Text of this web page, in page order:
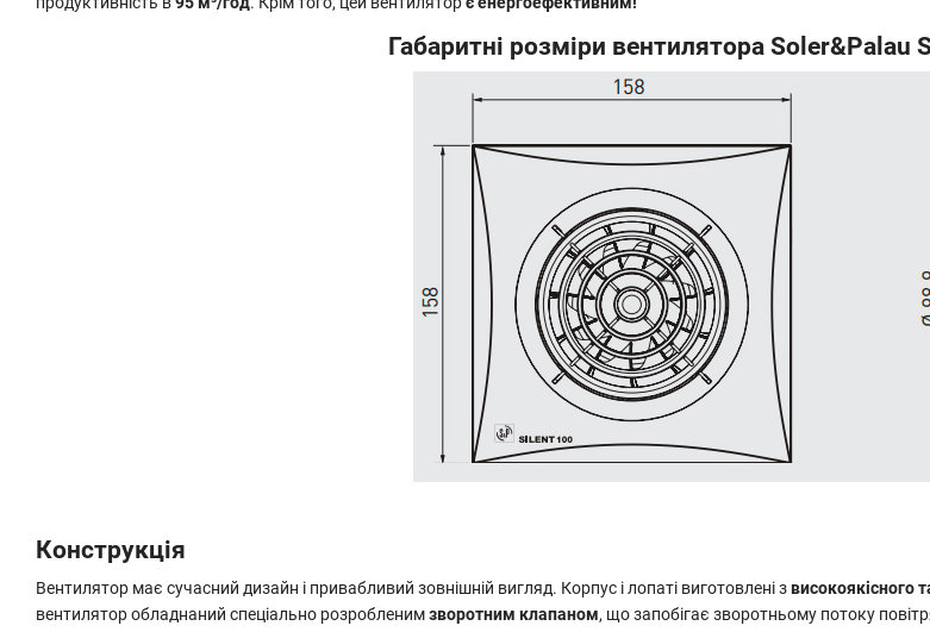
Габаритні розміри вентилятора Soler&Palau
Конструкція
Вентилятор має сучасний дизайн і привабливий зовнішній вигляд. Корпус і лопаті виготовлені звисокоякісного
вентилятор обладнаний спеціально розробленимзворотним клапаном, що запобігає зворотньому потоку